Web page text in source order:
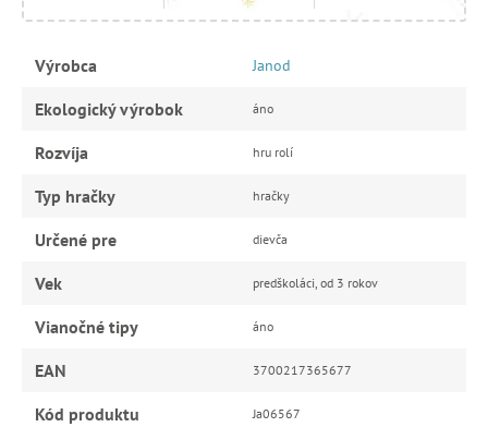
Výrobca Janod
Ekologický výrobok áno
Rozvíja hru rolí
Typ hračky hračky
Určené pre dievča
Vek predškoláci, od 3 rokov
Vianočné tipy áno
EAN 3700217365677
Kód produktu Ja06567